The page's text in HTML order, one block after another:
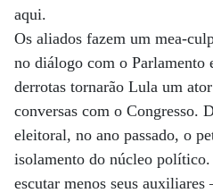
aqui.
Os aliados fazem um mea-
no diálogo com o Parlamento
derrotas tornarão Lula um
conversas com o Congresso.
eleitoral, no ano passado, o
isolamento do núcleo político.
escutar menos seus auxiliares